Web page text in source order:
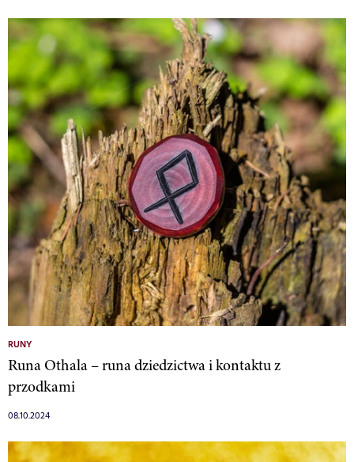
RUNY
Runa Othala – runa dziedzictwa i kontaktu z
przodkami
08.10.2024